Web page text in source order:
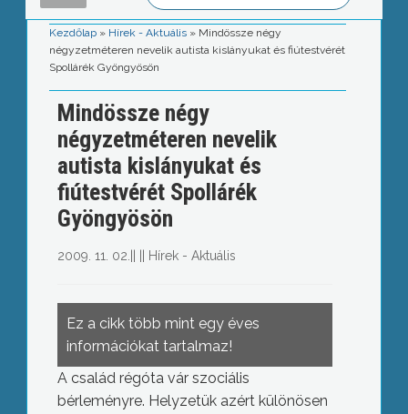
Kezdőlap » Hírek - Aktuális » Mindössze négy
négyzetméteren nevelik autista kislányukat és fiútestvérét
Spollárék Gyöngyösön
Mindössze négy
négyzetméteren nevelik
autista kislányukat és
fiútestvérét Spollárék
Gyöngyösön
2009. 11. 02. Hírek - Aktuális
Ez a cikk több mint egy éves
információkat tartalmaz!
A család régóta vár szociális
bérleményre. Helyzetük azért különösen